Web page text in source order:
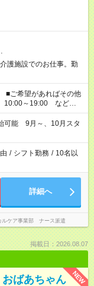
護施設でのお仕事。勤
10:00～19:00 など
ば残業はしたくない」
介します！ ※Wワ
る勤務時間と、もう1つ
超える場合は応募でき
可能 9月～、10月スタ
/ シフト勤務 / 10名以
詳細へ
ルケア事業部 ナース派遣
掲載日：2026.08.07
NEW
ばあちゃん